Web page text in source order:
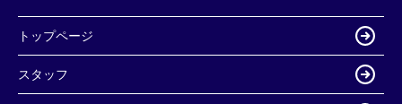
トップページ
スタッフ